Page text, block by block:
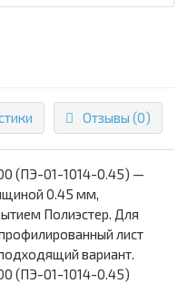
Отзывы (0)
(ПЭ-01-1014-0.45) —
0.45 мм,
Полиэстер. Для
лист
вариант.
(ПЭ-01-1014-0.45)